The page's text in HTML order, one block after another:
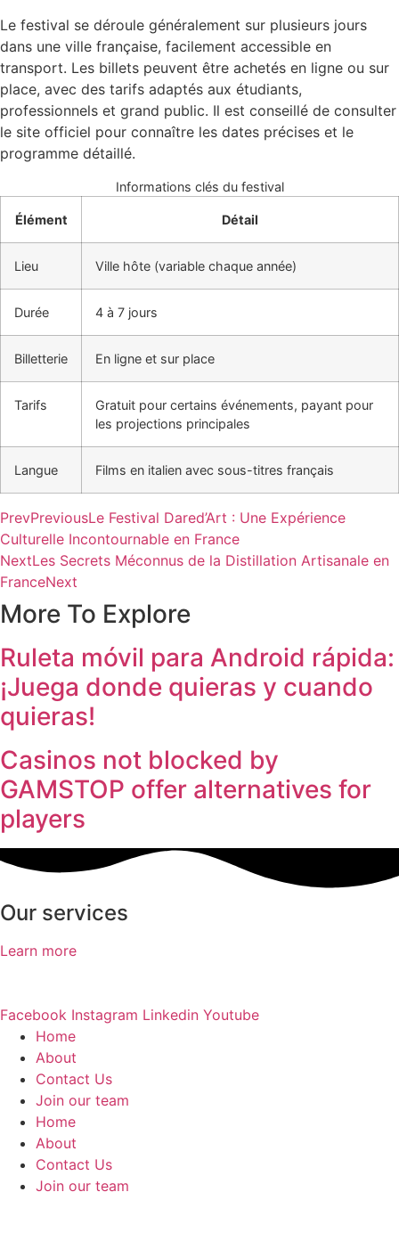
Le festival se déroule généralement sur plusieurs jours
dans une ville française, facilement accessible en
transport. Les billets peuvent être achetés en ligne ou sur
place, avec des tarifs adaptés aux étudiants,
professionnels et grand public. Il est conseillé de consulter
le site officiel pour connaître les dates précises et le
programme détaillé.
Informations clés du festival
Élément Détail
Lieu Ville hôte (variable chaque année)
Durée 4 à 7 jours
Billetterie En ligne et sur place
Tarifs
Gratuit pour certains événements, payant pour
les projections principales
Langue Films en italien avec sous-titres français
PrevPreviousLe Festival Dared’Art : Une Expérience
Culturelle Incontournable en France
NextLes Secrets Méconnus de la Distillation Artisanale en
FranceNext
More To Explore
Ruleta móvil para Android rápida:
¡Juega donde quieras y cuando
quieras!
Casinos not blocked by
GAMSTOP offer alternatives for
players
Our services
Learn more
Facebook Instagram Linkedin Youtube
Home
About
Contact Us
Join our team​
Home
About
Contact Us
Join our team​